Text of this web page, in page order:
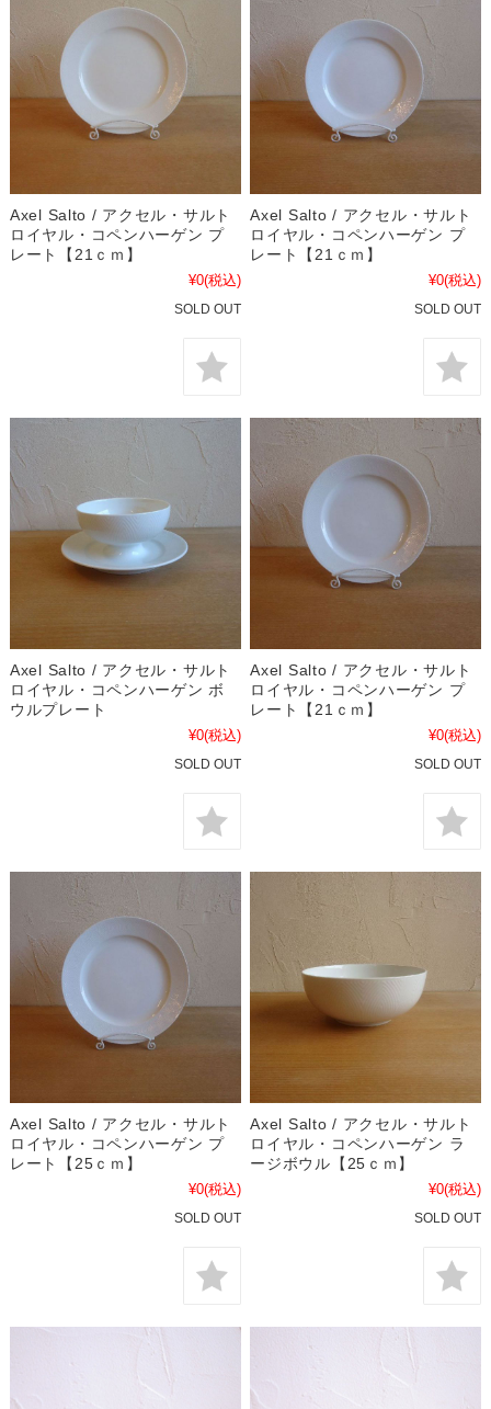
Axel Salto / アクセル・サルト
ロイヤル・コペンハーゲン プ
レート【21ｃｍ】
¥0(税込)
SOLD OUT
Axel Salto / アクセル・サルト
ロイヤル・コペンハーゲン プ
レート【21ｃｍ】
¥0(税込)
SOLD OUT
Axel Salto / アクセル・サルト
ロイヤル・コペンハーゲン ボ
ウルプレート
¥0(税込)
SOLD OUT
Axel Salto / アクセル・サルト
ロイヤル・コペンハーゲン プ
レート【21ｃｍ】
¥0(税込)
SOLD OUT
Axel Salto / アクセル・サルト
ロイヤル・コペンハーゲン プ
レート【25ｃｍ】
¥0(税込)
SOLD OUT
Axel Salto / アクセル・サルト
ロイヤル・コペンハーゲン ラ
ージボウル【25ｃｍ】
¥0(税込)
SOLD OUT